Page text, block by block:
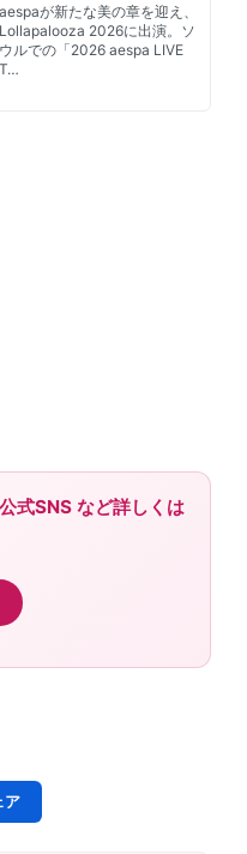
aespaが新たな美の章を迎え、
Lollapalooza 2026に出演。ソ
ウルでの「2026 aespa LIVE
T…
式SNS など詳しくは
ア